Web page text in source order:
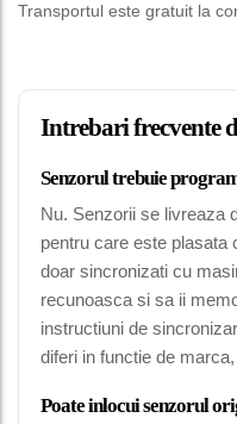
Transportul este gratuit la
Intrebari frecvente
Senzorul trebuie
Nu. Senzorii se livreaza
pentru care este plasata
doar sincronizati cu
recunoasca si sa ii
instructiuni de
diferi in functie de
Poate inlocui senzorul